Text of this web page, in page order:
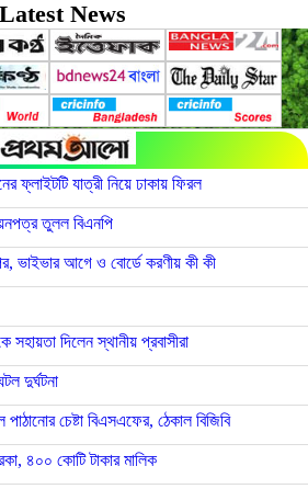
Latest News
ফ্লাইটটি যাত্রী নিয়ে ঢাকায় ফিরল
তুলল বিএনপি
ভাইভার আগে ও বোর্ডে করণীয় কী কী
সহায়তা দিলেন স্থানীয় প্রবাসীরা
দুর্ঘটনা
পাঠানোর চেষ্টা বিএসএফের, ঠেকাল বিজিবি
৪০০ কোটি টাকার মালিক